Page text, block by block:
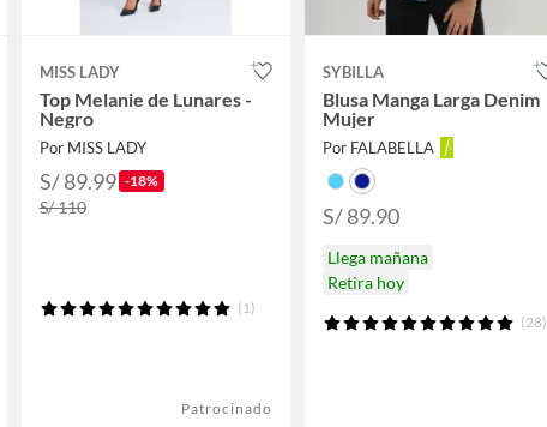
MISS LADY
Top Melanie de Lunares -
Negro
Por MISS LADY
S/ 89.99 -18%
S/ 110
(1)
Patrocinado
SYBILLA
Blusa Manga Larga Denim
Mujer
Por FALABELLA
S/ 89.90
Llega mañana
Retira hoy
(28)